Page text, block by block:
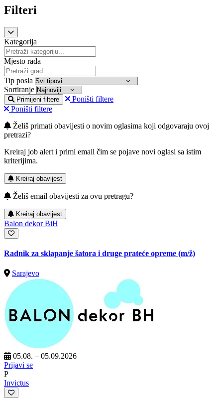
Filteri
Kategorija
Mjesto rada
Tip posla
Sortiranje
Primijeni filtere
Poništi filtere
Poništi filtere
Želiš primati obavijesti o novim oglasima koji odgovaraju ovoj
pretrazi?
Kreiraj job alert i primi email čim se pojave novi oglasi sa istim
kriterijima.
Kreiraj obavijest
Želiš email obavijesti za ovu pretragu?
Kreiraj obavijest
Balon dekor BiH
Radnik za sklapanje šatora i druge prateće opreme (m/ž)
Sarajevo
05.08. – 05.09.2026
Prijavi se
P
Invictus